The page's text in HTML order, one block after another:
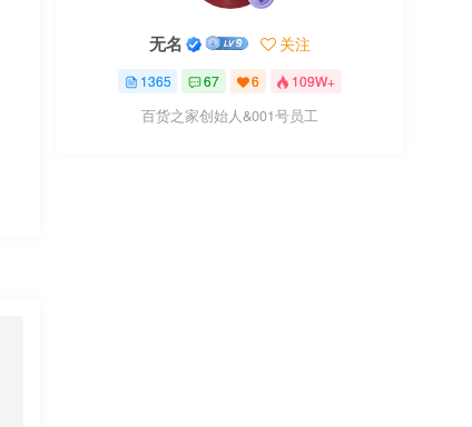
无名 关注
1365 67 6 109W+
百货之家创始人&001号员工